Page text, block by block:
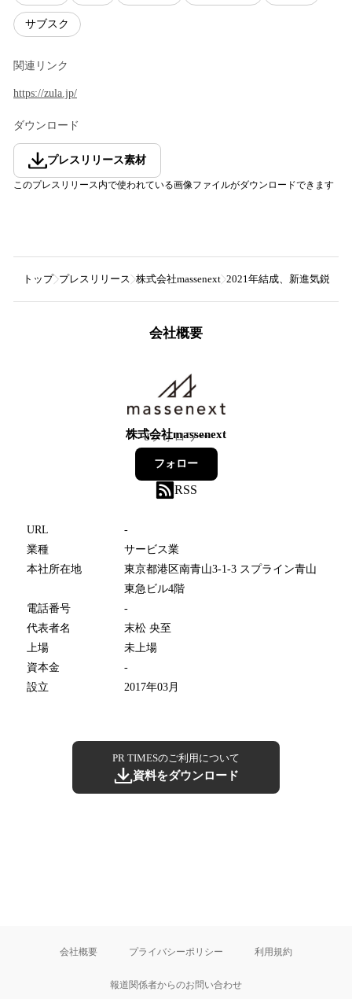
サブスク
関連リンク
https://zula.jp/
ダウンロード
プレスリリース素材
このプレスリリース内で使われている画像ファイルがダウンロードできます
トップ プレスリリース 株式会社massenext 2021年結成、新進気鋭の2
会社概要
株式会社massenext
8フォロワー
フォロー
RSS
URL
-
業種
サービス業
本社所在地
東京都港区南青山3-1-3 スプライン青山
東急ビル4階
電話番号
-
代表者名
末松 央至
上場
未上場
資本金
-
設立
2017年03月
PR TIMESのご利用について
資料をダウンロード
会社概要 プライバシーポリシー 利用規約
報道関係者からのお問い合わせ